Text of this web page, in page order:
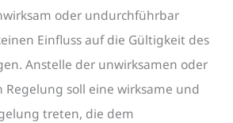
oder undurchführbar
Einfluss auf die Gültigkeit des
Anstelle der unwirksamen oder
soll eine wirksame und
treten, die dem